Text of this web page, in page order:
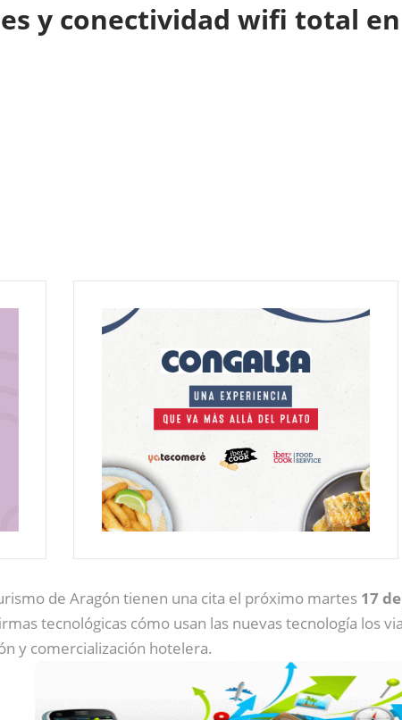
y conectividad wifi total en
de Aragón tienen una cita el próximo martes 17
tecnológicas cómo usan las nuevas tecnología los
y comercialización hotelera.